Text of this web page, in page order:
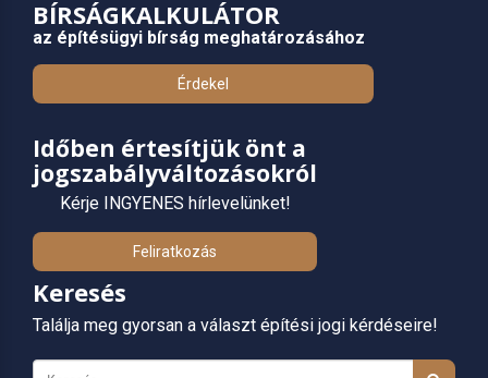
BÍRSÁGKALKULÁTOR
az építésügyi bírság meghatározásához
Érdekel
Időben értesítjük önt a
jogszabályváltozásokról
Kérje INGYENES hírlevelünket!
Feliratkozás
Keresés
Találja meg gyorsan a választ építési jogi kérdéseire!